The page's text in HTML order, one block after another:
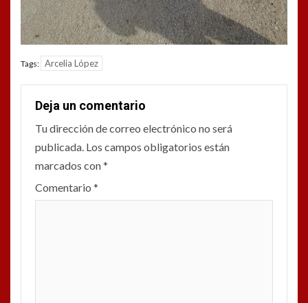
Tags: Arcelia López
Deja un comentario
Tu dirección de correo electrónico no será
publicada. Los campos obligatorios están
marcados con*
Comentario *